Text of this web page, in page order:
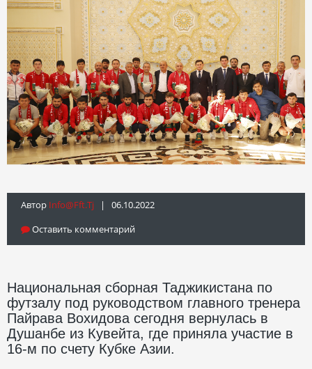
Автор Info@fft.tj | 06.10.2022
Оставить комментарий
Национальная сборная Таджикистана по
футзалу под руководством главного тренера
Пайрава Вохидова сегодня вернулась в
Душанбе из Кувейта, где приняла участие в
16-м по счету Кубке Азии.